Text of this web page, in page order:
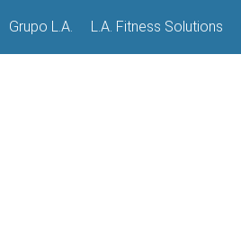
Grupo L.A. L.A. Fitness Solutions